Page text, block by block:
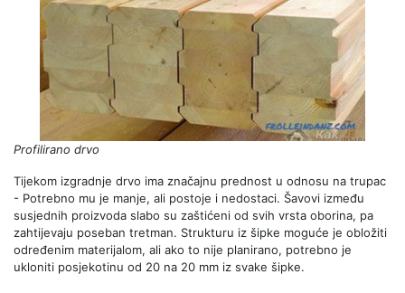
Profilirano drvo
Tijekom izgradnje drvo ima značajnu prednost u odnosu na trupac
- Potrebno mu je manje, ali postoje i nedostaci. Šavovi između
susjednih proizvoda slabo su zaštićeni od svih vrsta oborina, pa
zahtijevaju poseban tretman. Strukturu iz šipke moguće je obložiti
određenim materijalom, ali ako to nije planirano, potrebno je
ukloniti posjekotinu od 20 na 20 mm iz svake šipke.